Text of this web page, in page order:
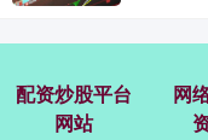
配资炒股平台
网站
网